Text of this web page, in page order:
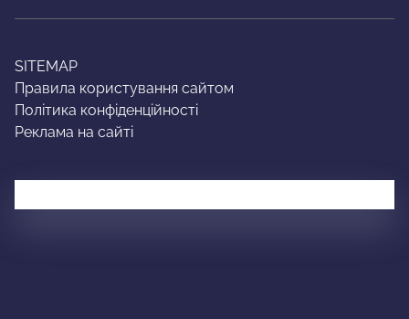
SITEMAP
Правила користування сайтом
Політика конфіденційності
Реклама на сайті